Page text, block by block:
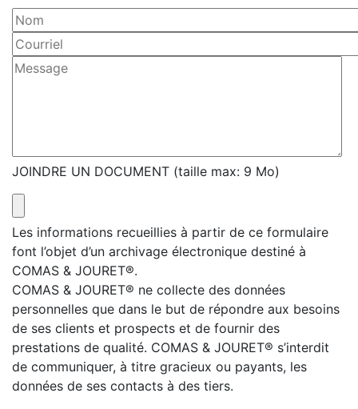
JOINDRE UN DOCUMENT (taille max: 9 Mo)
Les informations recueillies à partir de ce formulaire
font l’objet d’un archivage électronique destiné à
COMAS & JOURET®.
COMAS & JOURET® ne collecte des données
personnelles que dans le but de répondre aux besoins
de ses clients et prospects et de fournir des
prestations de qualité. COMAS & JOURET® s’interdit
de communiquer, à titre gracieux ou payants, les
données de ses contacts à des tiers.